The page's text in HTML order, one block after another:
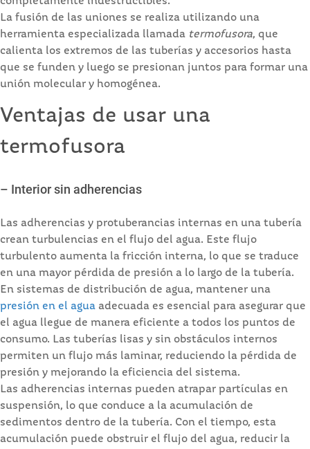
La fusión de las uniones se realiza utilizando una
herramienta especializada llamada termofusora, que
calienta los extremos de las tuberías y accesorios hasta
que se funden y luego se presionan juntos para formar una
unión molecular y homogénea.
Ventajas de usar una
termofusora
– Interior sin adherencias
Las adherencias y protuberancias internas en una tubería
crean turbulencias en el flujo del agua. Este flujo
turbulento aumenta la fricción interna, lo que se traduce
en una mayor pérdida de presión a lo largo de la tubería.
En sistemas de distribución de agua, mantener una
presión en el agua adecuada es esencial para asegurar que
el agua llegue de manera eficiente a todos los puntos de
consumo. Las tuberías lisas y sin obstáculos internos
permiten un flujo más laminar, reduciendo la pérdida de
presión y mejorando la eficiencia del sistema.
Las adherencias internas pueden atrapar partículas en
suspensión, lo que conduce a la acumulación de
sedimentos dentro de la tubería. Con el tiempo, esta
acumulación puede obstruir el flujo del agua, reducir la